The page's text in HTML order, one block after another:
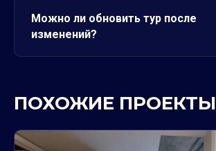
Можно ли обновить тур после
изменений?
ПОХОЖИЕ ПРОЕКТЫ